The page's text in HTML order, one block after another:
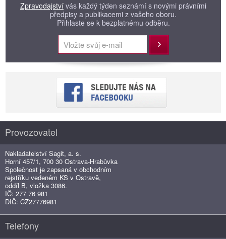
Zpravodajství vás každý týden seznámí s novými právními
předpisy a publikacemi z vašeho oboru.
Přihlaste se k bezplatnému odběru.
Přihlásit
Provozovatel
Nakladatelství Sagit, a. s.
Horní 457/1, 700 30 Ostrava-Hrabůvka
Společnost je zapsaná v obchodním
rejstříku vedeném KS v Ostravě,
oddíl B, vložka 3086.
IČ: 277 76 981
DIČ: CZ27776981
Telefony